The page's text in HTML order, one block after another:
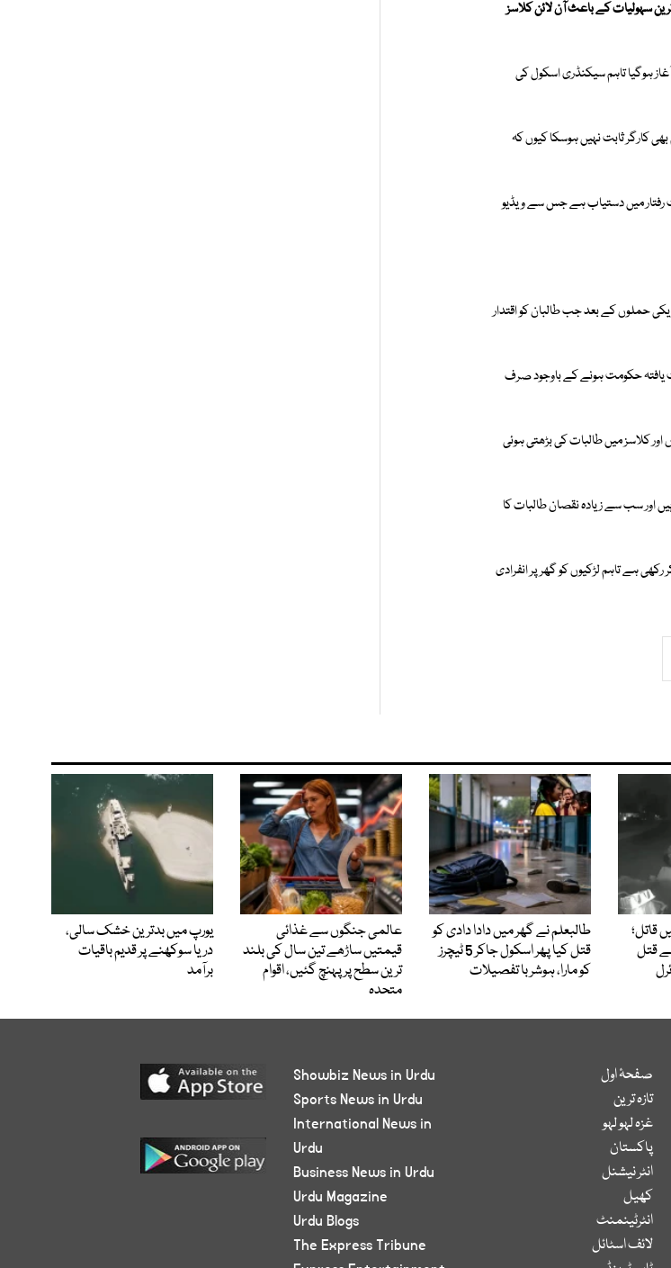
سہولیات کے باعث آن لائن کلاسز
نئے تعلیمی سال کا باضابطہ آغاز ہوگیا تاہم سیکنڈری اسکول کی
کارگر ثابت نہیں ہوسکا کیوں کہ
رفتار میں دستیاب ہے جس سے ویڈیو
کے اقتدار میں آنے کے بعد سے انٹرنیٹ سروس بند تھی تاہم 11 ستمبر 2001 کو امریکی حملوں کے بعد جب طالبان کو اقتدار
یافتہ حکومت ہونے کے باوجود صرف
کلاسز میں طالبات کی بڑھتی ہوئی
اور سب سے زیادہ نقصان طالبات کا
ہے تاہم لڑکیوں کو گھر پر انفرادی
قتل
طالبعلم نے گھر میں دادا دادی کو
قتل کیا پھر اسکول جاکر 5 ٹیچرز
کو مارا، ہوشربا تفصیلات
عالمی جنگوں سے غذائی
قیمتیں ساڑھے تین سال کی بلند
ترین سطح پر پہنچ گئیں، اقوام
متحدہ
یورپ میں بدترین خشک سالی،
دریا سوکھنے پر قدیم باقیات
برآمد
صفحۂ اول
تازہ ترین
غزہ لہو لہو
پاکستان
انٹر نیشنل
کھیل
انٹرٹینمنٹ
لائف اسٹائل
Showbiz News in Urdu
Sports News in Urdu
International News in
Urdu
Business News in Urdu
Urdu Magazine
Urdu Blogs
The Express Tribune